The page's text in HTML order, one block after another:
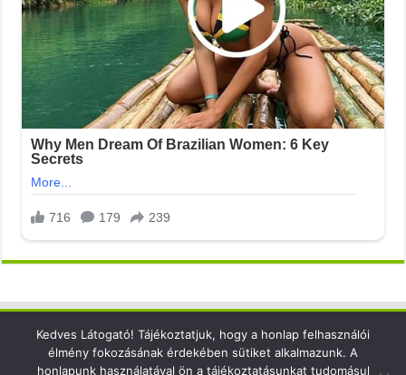
Elérhetőség
Kedves Látogató! Tájékoztatjuk, hogy a honlap felhasználói
élmény fokozásának érdekében sütiket alkalmazunk. A
honlapunk használatával ön a tájékoztatásunkat tudomásul